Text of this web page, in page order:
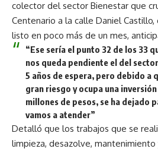
colector del sector Bienestar que
Centenario a la calle Daniel
listo en poco más de un mes,
“Ese sería el punto 32 de los 33
nos queda pendiente el del
5 años de espera, pero debido a
gran riesgo y ocupa una
millones de pesos, se ha dejado
vamos a atender”
Detalló que los trabajos que se
limpieza, desazolve,